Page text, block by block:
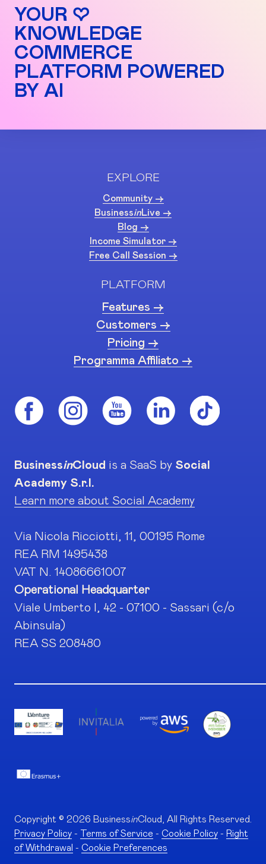
YOUR ♡
KNOWLEDGE
COMMERCE
PLATFORM POWERED
BY AI
EXPLORE
Community ->
BusinessinLive ->
Blog ->
Income Simulator ->
Free Call Session ->
PLATFORM
Features ->
Customers ->
Pricing ->
Programma Affiliato ->
BusinessinCloud is a SaaS by Social
Academy S.r.l.
Learn more about Social Academy
Via Nicola Ricciotti, 11, 00195 Rome
REA RM 1495438
VAT N. 14086661007
Operational Headquarter
Viale Umberto I, 42 - 07100 - Sassari (c/o
Abinsula)
REA SS 208480
Copyright © 2026 BusinessinCloud, All Rights Reserved.
Privacy Policy - Terms of Service - Cookie Policy - Right
of Withdrawal - Cookie Preferences